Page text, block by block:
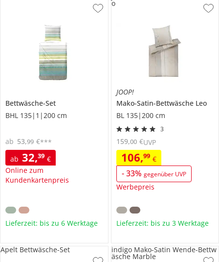
Bettwäsche-Set
BHL 135|1|200 cm
ab 32,39 €
Online zum
Kundenkartenpreis
ab 53,99 €***
Lieferzeit: bis zu 6 Werktage
JOOP!
Mako-Satin-Bettwäsche Leo
BL 135|200 cm
3
106,99 €
-33% gegenüber UVP
Werbepreis
159,00 €UVP
o
Lieferzeit: bis zu 3 Werktage
Apelt Bettwäsche-Set indigo Mako-Satin Wende-Bettw
äsche Marble